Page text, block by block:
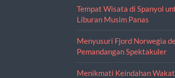
Tempat Wisata di Spanyol
Liburan Musim Panas
Menyusuri Fjord Norwegia
Pemandangan Spektakuler
Menikmati Keindahan